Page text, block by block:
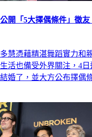
開「5大擇偶條件」徵
慧憑藉精湛舞蹈實力和
活也備受外界關注，4日